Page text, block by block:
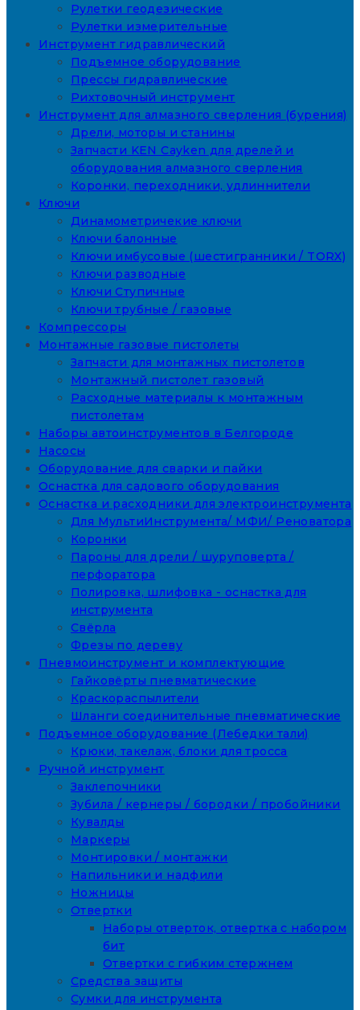
Рулетки геодезические
Рулетки измерительные
Инструмент гидравлический
Подъемное оборудование
Прессы гидравлические
Рихтовочный инструмент
Инструмент для алмазного сверления (бурения)
Дрели, моторы и станины
Запчасти KEN Cayken для дрелей и
оборудования алмазного сверления
Коронки, переходники, удлиннители
Ключи
Динамометричекие ключи
Ключи балонные
Ключи имбусовые (шестигранники / TORX)
Ключи разводные
Ключи Ступичные
Ключи трубные / газовые
Компрессоры
Монтажные газовые пистолеты
Запчасти для монтажных пистолетов
Монтажный пистолет газовый
Расходные материалы к монтажным
пистолетам
Наборы автоинструментов в Белгороде
Насосы
Оборудование для сварки и пайки
Оснастка для садового оборудования
Оснастка и расходники для электроинструмента
Для МультиИнструмента/ МФИ/ Реноватора
Коронки
Пароны для дрели / шуруповерта /
перфоратора
Полировка, шлифовка - оснастка для
инструмента
Свёрла
Фрезы по дереву
Пневмоинструмент и комплектующие
Гайковёрты пневматические
Краскораспылители
Шланги соединительные пневматические
Подъемное оборудование (Лебедки тали)
Крюки, такелаж, блоки для тросса
Ручной инструмент
Заклепочники
Зубила / кернеры / бородки / пробойники
Кувалды
Маркеры
Монтировки / монтажки
Напильники и надфили
Ножницы
Отвертки
Наборы отверток, отвертка с набором
бит
Отвертки с гибким стержнем
Средства защиты
Сумки для инструмента